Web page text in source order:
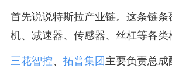
首先说说特斯拉产业链。这条链条
机、减速器、传感器、丝杠等各类
三花智控、 拓普集团 主要负责总成